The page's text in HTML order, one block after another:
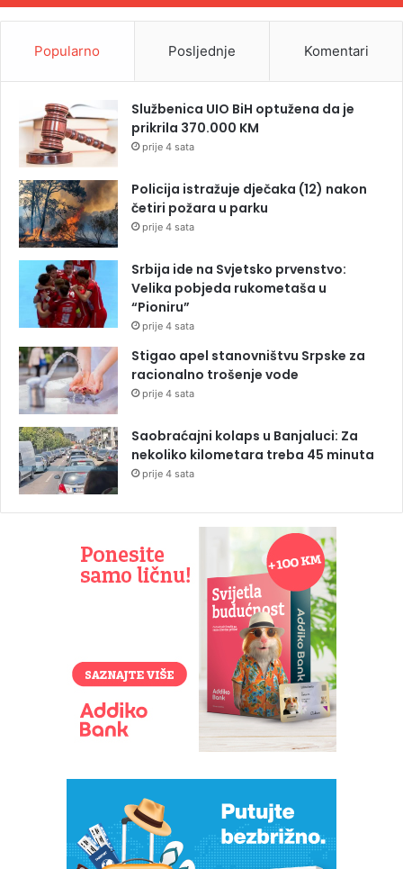
Popularno Posljednje Komentari
Službenica UIO BiH optužena da je
prikrila 370.000 KM
prije 4 sata
Policija istražuje dječaka (12) nakon
četiri požara u parku
prije 4 sata
Srbija ide na Svjetsko prvenstvo:
Velika pobjeda rukometaša u
“Pioniru”
prije 4 sata
Stigao apel stanovništvu Srpske za
racionalno trošenje vode
prije 4 sata
Saobraćajni kolaps u Banjaluci: Za
nekoliko kilometara treba 45 minuta
prije 4 sata